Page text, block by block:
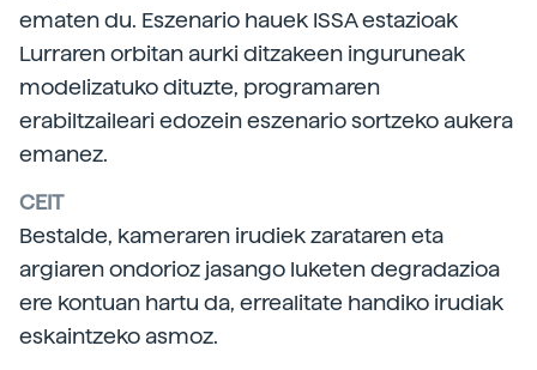
ematen du. Eszenario hauek ISSA estazioak
Lurraren orbitan aurki ditzakeen inguruneak
modelizatuko dituzte, programaren
erabiltzaileari edozein eszenario sortzeko aukera
emanez.
CEIT
Bestalde, kameraren irudiek zarataren eta
argiaren ondorioz jasango luketen degradazioa
ere kontuan hartu da, errealitate handiko irudiak
eskaintzeko asmoz.